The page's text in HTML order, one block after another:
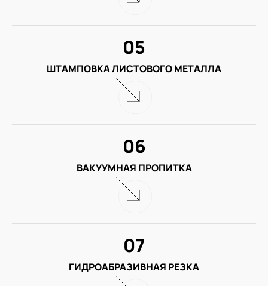
ШТАМПОВКА ЛИСТОВОГО МЕТАЛЛА
05
ВАКУУМНАЯ ПРОПИТКА
06
ГИДРОАБРАЗИВНАЯ РЕЗКА
07